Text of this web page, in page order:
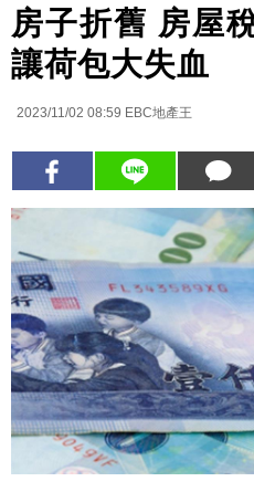
房子折舊 房屋
讓荷包大失血
2023/11/02 08:59 EBC地產王